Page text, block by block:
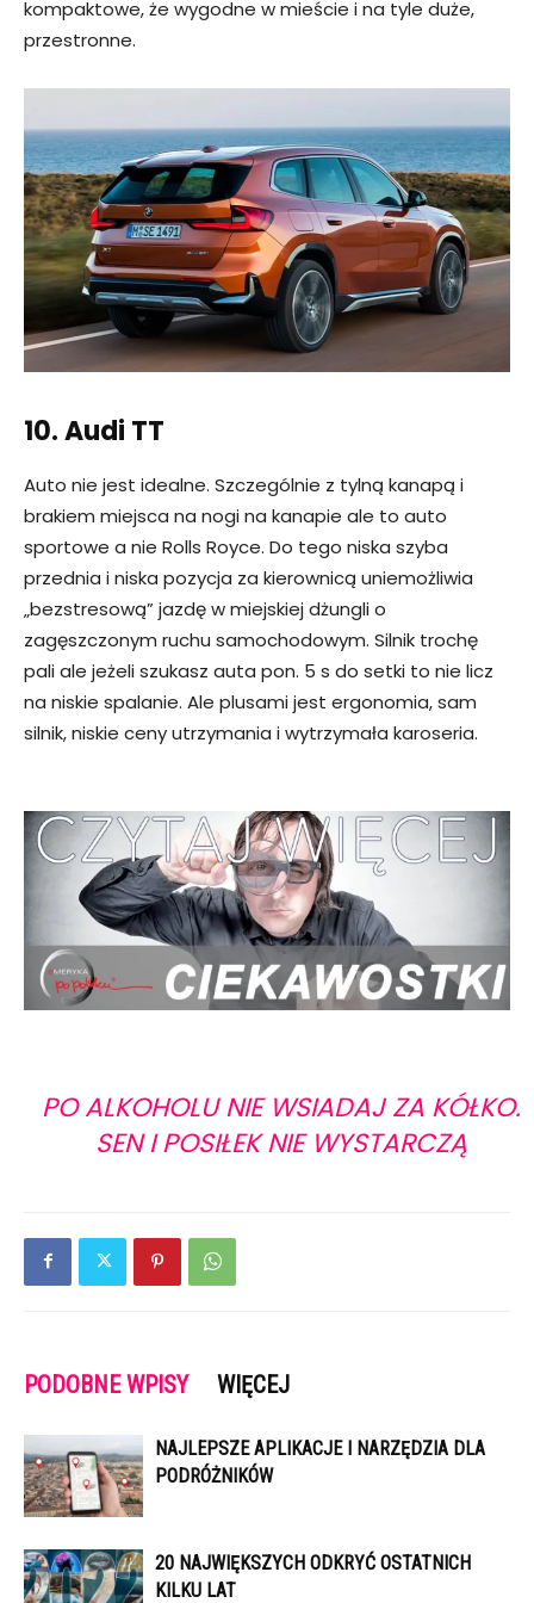
kompaktowe, że wygodne w mieście i na tyle duże,
przestronne.
10. Audi TT
Auto nie jest idealne. Szczególnie z tylną kanapą i
brakiem miejsca na nogi na kanapie ale to auto
sportowe a nie Rolls Royce. Do tego niska szyba
przednia i niska pozycja za kierownicą uniemożliwia
„bezstresową” jazdę w miejskiej dżungli o
zagęszczonym ruchu samochodowym. Silnik trochę
pali ale jeżeli szukasz auta pon. 5 s do setki to nie licz
na niskie spalanie. Ale plusami jest ergonomia, sam
silnik, niskie ceny utrzymania i wytrzymała karoseria.
PO ALKOHOLU NIE WSIADAJ ZA KÓŁKO.
SEN I POSIŁEK NIE WYSTARCZĄ
PODOBNE WPISY WIĘCEJ
NAJLEPSZE APLIKACJE I NARZĘDZIA DLA
PODRÓŻNIKÓW
20 NAJWIĘKSZYCH ODKRYĆ OSTATNICH
KILKU LAT